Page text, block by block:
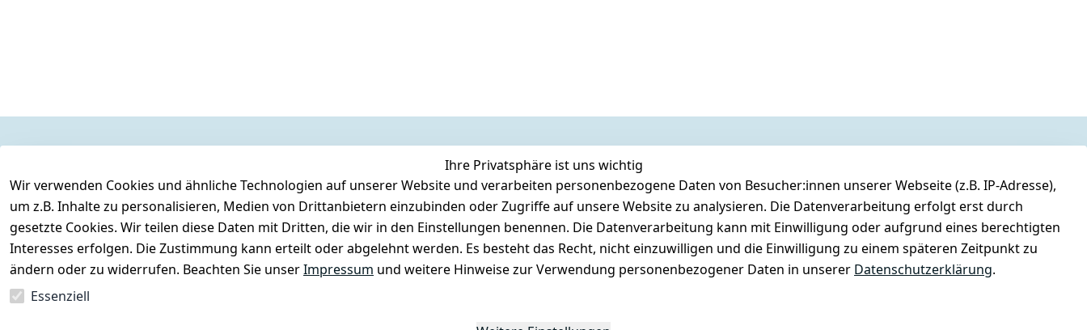
Ihre Privatsphäre ist uns wichtig
Wir verwenden Cookies und ähnliche Technologien auf unserer Website und verarbeiten personenbezogene Daten von Besucher:innen unserer Webseite (z.B. IP-Adresse),
um z.B. Inhalte zu personalisieren, Medien von Drittanbietern einzubinden oder Zugriffe auf unsere Website zu analysieren. Die Datenverarbeitung erfolgt erst durch
gesetzte Cookies. Wir teilen diese Daten mit Dritten, die wir in den Einstellungen benennen. Die Datenverarbeitung kann mit Einwilligung oder aufgrund eines berechtigten
Interesses erfolgen. Die Zustimmung kann erteilt oder abgelehnt werden. Es besteht das Recht, nicht einzuwilligen und die Einwilligung zu einem späteren Zeitpunkt zu
ändern oder zu widerrufen. Beachten Sie unserImpressum und weitere Hinweise zur Verwendung personenbezogener Daten in unserer Datenschutzerklärung.
Essenziell
AGB
Impressum
Barrierefreiheitserklärung
Widerrufsrecht
Kontakt
Registrieren